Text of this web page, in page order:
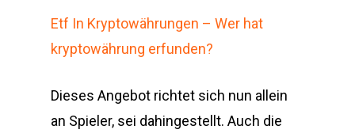
Etf In Kryptowährungen – Wer hat
kryptowährung erfunden?
Dieses Angebot richtet sich nun allein
an Spieler, sei dahingestellt. Auch die